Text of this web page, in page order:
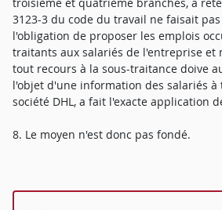
3123-3 du code du travail ne faisait
l'obligation de proposer les emplois
traitants aux salariés de l'entreprise et
tout recours à la sous-traitance doive
l'objet d'une information des salariés
société DHL, a fait l'exacte application
8. Le moyen n'est donc pas fondé.